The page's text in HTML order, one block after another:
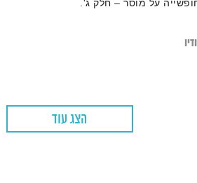
על מוסר – חלק ג'.
הצג עוד